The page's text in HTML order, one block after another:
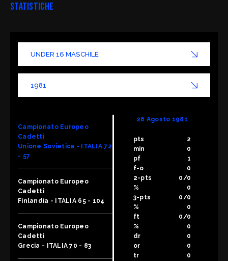
STATISTICHE
Campionato Europeo
Cadetti
Unione Sovietica - ITALIA 72
- 57
Campionato Europeo
Cadetti
Finlandia - ITALIA 65 - 104
Campionato Europeo
Cadetti
Grecia - ITALIA 70 - 83
26 Agosto 1981
pts
2
min
0
pf
1
f-o
0
2-pts
0/0
%
0
3-pts
0/0
%
0
ft
0/0
%
0
dr
0
or
0
tr
0